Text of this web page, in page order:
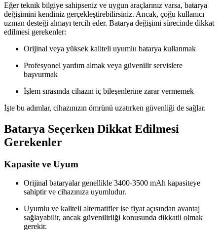
Eğer teknik bilgiye sahipseniz ve uygun araçlarınız varsa, batarya
değişimini kendiniz gerçekleştirebilirsiniz. Ancak, çoğu kullanıcı
uzman desteği almayı tercih eder. Batarya değişimi sürecinde dikkat
edilmesi gerekenler:
Orijinal veya yüksek kaliteli uyumlu batarya kullanmak
Profesyonel yardım almak veya güvenilir servislere
başvurmak
İşlem sırasında cihazın iç bileşenlerine zarar vermemek
İşte bu adımlar, cihazınızın ömrünü uzatırken güvenliği de sağlar.
Batarya Seçerken Dikkat Edilmesi
Gerekenler
Kapasite ve Uyum
Orijinal bataryalar genellikle 3400-3500 mAh kapasiteye
sahiptir ve cihazınıza uyumludur.
Uyumlu ve kaliteli alternatifler ise fiyat açısından avantaj
sağlayabilir, ancak güvenilirliği konusunda dikkatli olmak
gerekir.